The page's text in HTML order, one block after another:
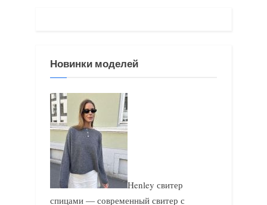
а
ь
:
Новинки моделей
Henley свитер
спицами — современный свитер с